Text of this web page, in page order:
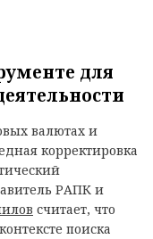
для
валютах и
корректировка
РАПК и
считает, что
поиска